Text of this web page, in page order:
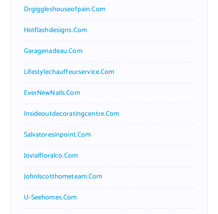
Drgiggleshouseofpain.com
Hotflashdesigns.com
Garagenadeau.com
Lifestylechauffeurservice.com
EverNewNails.com
Insideoutdecoratingcentre.com
Salvatoresinpoint.com
Jovialfloralco.com
Johnlscotthometeam.com
U-Seehomes.com